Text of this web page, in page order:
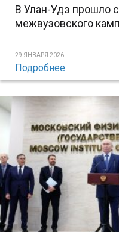
В Улан-Удэ прошло
межвузовского
29 ЯНВАРЯ 2026
Подробнее